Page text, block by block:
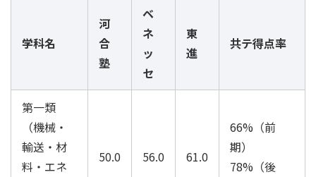
学科名
河
合
塾
ベ
ネ
ッ
セ
東
進
共テ得点率
第一類
（機械・
輸送・材
料・エネ
50.0 56.0 61.0
66%（前
期）
78%（後